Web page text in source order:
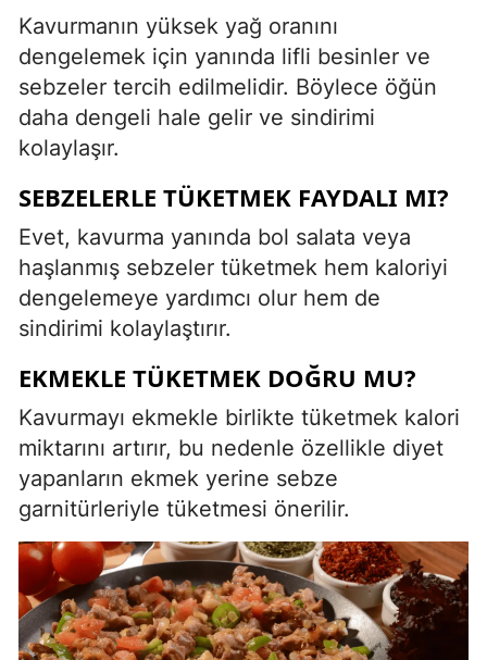
Kavurmanın yüksek yağ oranını
dengelemek için yanında lifli besinler ve
sebzeler tercih edilmelidir. Böylece öğün
daha dengeli hale gelir ve sindirimi
kolaylaşır.
SEBZELERLE TÜKETMEK FAYDALI MI?
Evet, kavurma yanında bol salata veya
haşlanmış sebzeler tüketmek hem kaloriyi
dengelemeye yardımcı olur hem de
sindirimi kolaylaştırır.
EKMEKLE TÜKETMEK DOĞRU MU?
Kavurmayı ekmekle birlikte tüketmek kalori
miktarını artırır, bu nedenle özellikle diyet
yapanların ekmek yerine sebze
garnitürleriyle tüketmesi önerilir.